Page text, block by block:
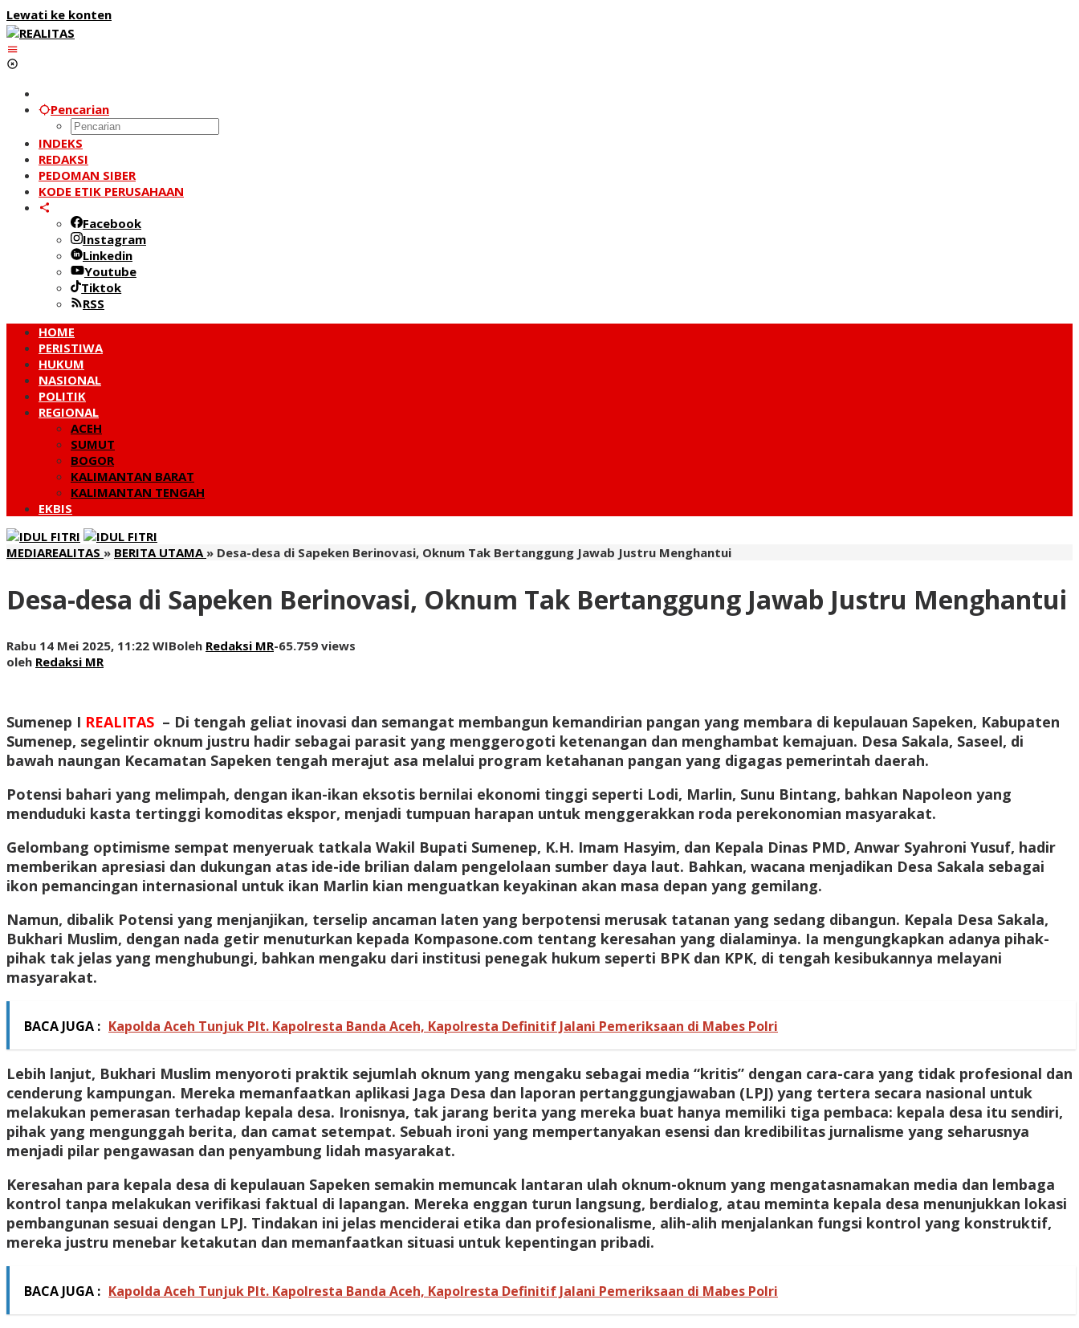
Lewati ke konten
Pencarian
INDEKS
REDAKSI
PEDOMAN SIBER
KODE ETIK PERUSAHAAN
Facebook
Instagram
Linkedin
Youtube
Tiktok
RSS
HOME
PERISTIWA
HUKUM
NASIONAL
POLITIK
REGIONAL
ACEH
SUMUT
BOGOR
KALIMANTAN BARAT
KALIMANTAN TENGAH
EKBIS
MEDIAREALITAS » BERITA UTAMA » Desa-desa di Sapeken Berinovasi, Oknum Tak Bertanggung Jawab Justru Menghantui
Desa-desa di Sapeken Berinovasi, Oknum Tak Bertanggung Jawab Justru Menghantui
Rabu 14 Mei 2025, 11:22 WIBoleh Redaksi MR-65.759 views
oleh Redaksi MR
Sumenep I REALITAS – Di tengah geliat inovasi dan semangat membangun kemandirian pangan yang membara di kepulauan Sapeken, Kabupaten
Sumenep, segelintir oknum justru hadir sebagai parasit yang menggerogoti ketenangan dan menghambat kemajuan. Desa Sakala, Saseel, di
bawah naungan Kecamatan Sapeken tengah merajut asa melalui program ketahanan pangan yang digagas pemerintah daerah.
Potensi bahari yang melimpah, dengan ikan-ikan eksotis bernilai ekonomi tinggi seperti Lodi, Marlin, Sunu Bintang, bahkan Napoleon yang
menduduki kasta tertinggi komoditas ekspor, menjadi tumpuan harapan untuk menggerakkan roda perekonomian masyarakat.
Gelombang optimisme sempat menyeruak tatkala Wakil Bupati Sumenep, K.H. Imam Hasyim, dan Kepala Dinas PMD, Anwar Syahroni Yusuf, hadir
memberikan apresiasi dan dukungan atas ide-ide brilian dalam pengelolaan sumber daya laut. Bahkan, wacana menjadikan Desa Sakala sebagai
ikon pemancingan internasional untuk ikan Marlin kian menguatkan keyakinan akan masa depan yang gemilang.
Namun, dibalik Potensi yang menjanjikan, terselip ancaman laten yang berpotensi merusak tatanan yang sedang dibangun. Kepala Desa Sakala,
Bukhari Muslim, dengan nada getir menuturkan kepada Kompasone.com tentang keresahan yang dialaminya. Ia mengungkapkan adanya pihak-
pihak tak jelas yang menghubungi, bahkan mengaku dari institusi penegak hukum seperti BPK dan KPK, di tengah kesibukannya melayani
masyarakat.
BACA JUGA : Kapolda Aceh Tunjuk Plt. Kapolresta Banda Aceh, Kapolresta Definitif Jalani Pemeriksaan di Mabes Polri
Lebih lanjut, Bukhari Muslim menyoroti praktik sejumlah oknum yang mengaku sebagai media “kritis” dengan cara-cara yang tidak profesional dan
cenderung kampungan. Mereka memanfaatkan aplikasi Jaga Desa dan laporan pertanggungjawaban (LPJ) yang tertera secara nasional untuk
melakukan pemerasan terhadap kepala desa. Ironisnya, tak jarang berita yang mereka buat hanya memiliki tiga pembaca: kepala desa itu sendiri,
pihak yang mengunggah berita, dan camat setempat. Sebuah ironi yang mempertanyakan esensi dan kredibilitas jurnalisme yang seharusnya
menjadi pilar pengawasan dan penyambung lidah masyarakat.
Keresahan para kepala desa di kepulauan Sapeken semakin memuncak lantaran ulah oknum-oknum yang mengatasnamakan media dan lembaga
kontrol tanpa melakukan verifikasi faktual di lapangan. Mereka enggan turun langsung, berdialog, atau meminta kepala desa menunjukkan lokasi
pembangunan sesuai dengan LPJ. Tindakan ini jelas menciderai etika dan profesionalisme, alih-alih menjalankan fungsi kontrol yang konstruktif,
mereka justru menebar ketakutan dan memanfaatkan situasi untuk kepentingan pribadi.
BACA JUGA : Kapolda Aceh Tunjuk Plt. Kapolresta Banda Aceh, Kapolresta Definitif Jalani Pemeriksaan di Mabes Polri